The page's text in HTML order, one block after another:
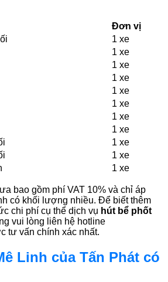
Đơn vị
1 xe
1 xe
1 xe
1 xe
1 xe
1 xe
1 xe
1 xe
1 xe
1 xe
1 xe
bao gồm phí VAT 10% và chỉ áp
có khối lượng nhiều. Để biết thêm
chi phí cụ thể dịch vụ hút bể phốt
vui lòng liên hệ hotline
tư vấn chính xác nhất.
Linh của Tấn Phát có